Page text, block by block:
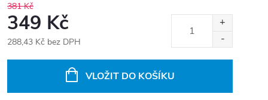
381 Kč
349 Kč
288,43 Kč bez DPH
VLOŽIT DO KOŠÍKU